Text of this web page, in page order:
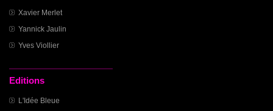
Xavier Merlet
Yannick Jaulin
Yves Viollier
Editions
L'Idée Bleue